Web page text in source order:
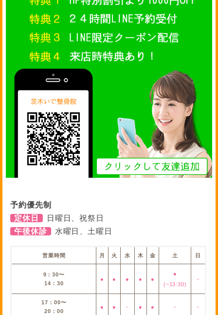
予約優先制
定休日
日曜日、祝祭日
午後休診
水曜日、土曜日
営業時間 月 火 水 木 金 土 日
9：30〜
14：30
● ● ● ● ●
●
(~13:30)
－
17：00〜
20：00
● ● － ● ● － －